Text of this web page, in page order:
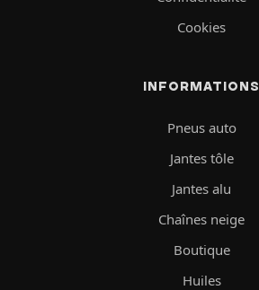
Cookies
INFORMATIONS
Pneus auto
Jantes tôle
Jantes alu
Chaînes neige
Boutique
Huiles